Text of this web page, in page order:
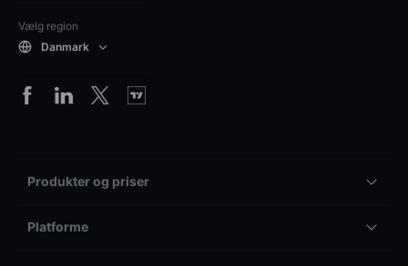
Vælg region
Danmark
Produkter og priser
Platforme